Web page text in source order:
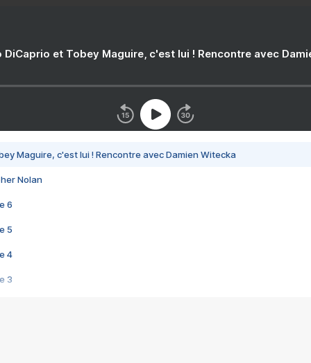
DiCaprio et Tobey Maguire, c'est lui ! Rencontre avec
Maguire, c'est lui ! Rencontre avec Damien Witecka
Nolan
6
5
4
3